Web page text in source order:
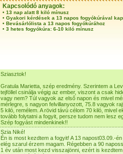
Kapcsolódó anyagok:
• 13 nap alatt 8 kiló mínusz
• Gyakori kérdések a 13 napos fogyókúrával
• Bevásárlólista a 13 napos fogyókúrához
• 3 hetes fogyókúra: 6-10 kiló mínusz
Sziasztok!
Gratula Marietta, szép eredmény. Szerintem a
tejföllel csinálja végig az ember, viszont a csak
vagy nem? Túl vagyok az első napon és mivel
mérlegre, s nagyon felvillanyozott, 75.8 vagyok
5 kiló, remélem. A rövid távú célom 70 kiló, mivel
tovább folytatni a fogyit, persze tudom nem lesz
Szép fogyást mindenkinek!!
Szia Niké!
Én is most kezdtem a fogyit! A 13 napost03.09.-
elég szarul érzem magam. Régebben a 90
1 év után most kezd visszajönni, ezért is